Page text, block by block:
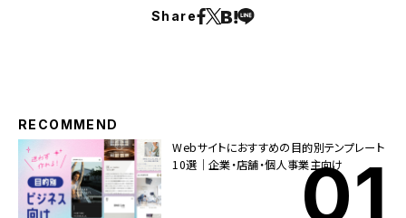
Share
RECOMMEND
Webサイトにおすすめの目的別テンプレート
10選｜企業・店舗・個人事業主向け